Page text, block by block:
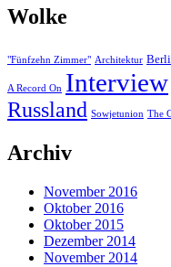
Wolke
"Fünfzehn Zimmer" Architektur
A Record On Interview
Russland Sowjetunion The
Archiv
November 2016
Oktober 2016
Oktober 2015
Dezember 2014
November 2014